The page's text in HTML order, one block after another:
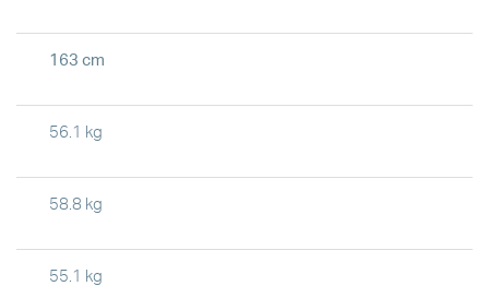
163 cm
56.1 kg
58.8 kg
55.1 kg